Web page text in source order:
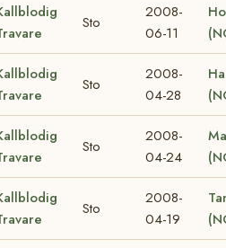
Sto
2008-
06-11
Sto
2008-
04-28
Sto
2008-
04-24
Sto
2008-
04-19